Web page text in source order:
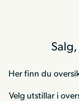
Her finn du
Velg utstillar i